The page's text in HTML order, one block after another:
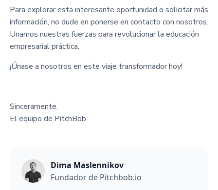
Para explorar esta interesante oportunidad o solicitar más
información, no dude en ponerse en contacto con nosotros.
Unamos nuestras fuerzas para revolucionar la educación
empresarial práctica.
¡Únase a nosotros en este viaje transformador hoy!
Sinceramente,
El equipo de PitchBob
Dima Maslennikov
Fundador de Pitchbob.io